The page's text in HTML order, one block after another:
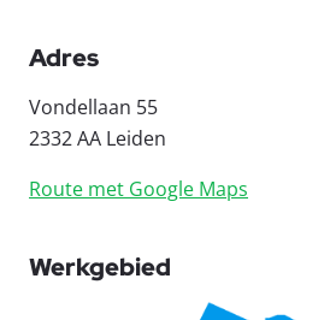
Adres
Vondellaan 55
2332 AA Leiden
Route met Google Maps
Werkgebied